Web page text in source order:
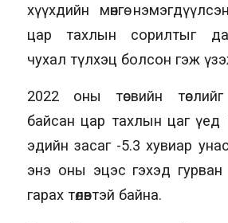
хүүхдийн мөнгө
цар тахлын сорилтыг
чухал түлхэц болсон гэж
2022 оны төсвийн
байсан цар тахлын цаг
эдийн засаг -5.3 хувиар
энэ оны эцэс гэхэд гурван
гарах төлөвтэй байна.